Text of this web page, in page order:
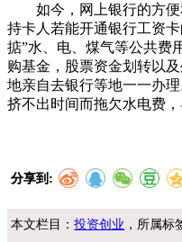
如今，网上银行的方便
持卡人若能开通银行工资
掂”水、电、煤气等公共费
购基金，股票资金划转以
地亲自去银行等地一一办
挤不出时间而拖欠水电费
分享到:
本文栏目：投资创业 ，所属标